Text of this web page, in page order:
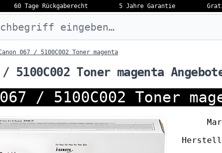
60 Tage Rückgaberecht 5 Jahre Garantie
oder Produktnamen eingeben…
067 / 5100C002 Toner magenta
5100C002 Toner magenta
/ 5100C002 Toner